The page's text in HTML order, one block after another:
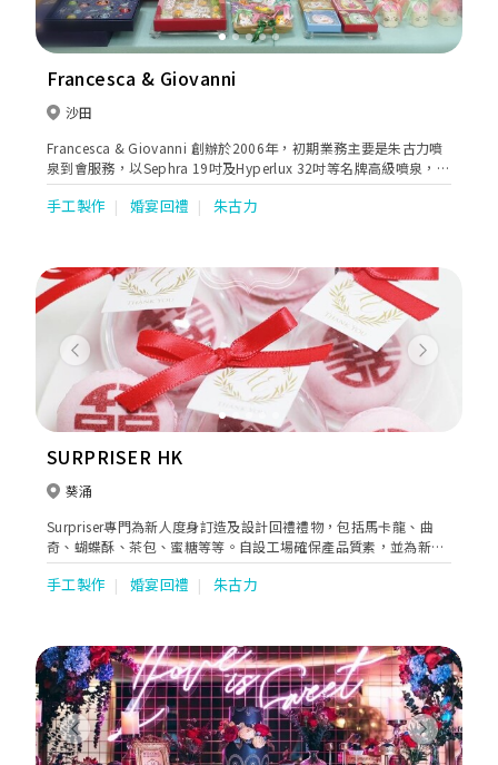
Francesca & Giovanni
沙田
Francesca & Giovanni 創辦於2006年，初期業務主要是朱古力噴
泉到會服務，以Sephra 19吋及Hyperlux 32吋等名牌高級噴泉，配
合採用優質比利時朱古力奉客。朱古力大使隨噴泉到會，在場熟練
的開動和調節噴泉，柔滑如絲綢的朱古力瀑布如泉湧出，綿綿不絕
下印象。
手工製作 婚宴回禮 朱古力
Previous Next
SURPRISER HK
葵涌
Surpriser專門為新人度身訂造及設計回禮禮物，包括馬卡龍、曲
奇、蝴蝶酥、茶包、蜜糖等等。自設工場確保產品質素，並為新人
提供貼心的送貨服務，讓新人及賓客收到一份驚喜的心意。除此之
外，Surpriser亦為新人設計與眾不同的Candy Corner，讓賓客留
手工製作 婚宴回禮 朱古力
Previous Next